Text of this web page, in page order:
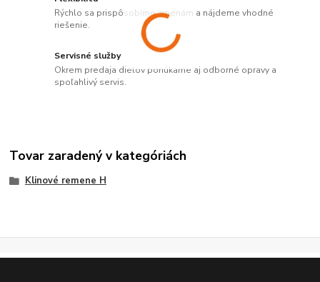
Rýchlo sa prispôsobíme zmenám a nájdeme vhodné
riešenie.
Servisné služby
Okrem predaja dielov ponúkame aj odborné opravy a
spoľahlivý servis.
Tovar zaradený v kategóriách
Klinové remene H